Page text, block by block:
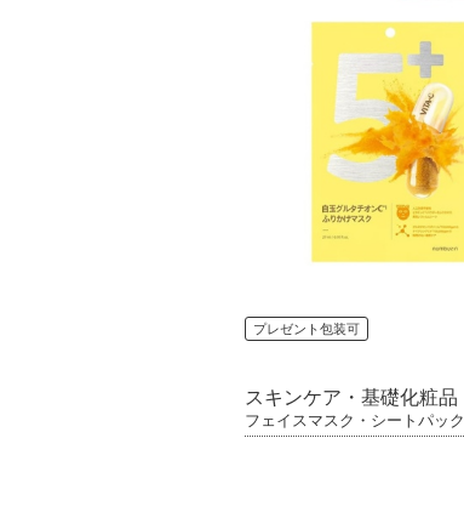
プレゼント包装可
スキンケア・基礎化粧品
フェイスマスク・シートパック